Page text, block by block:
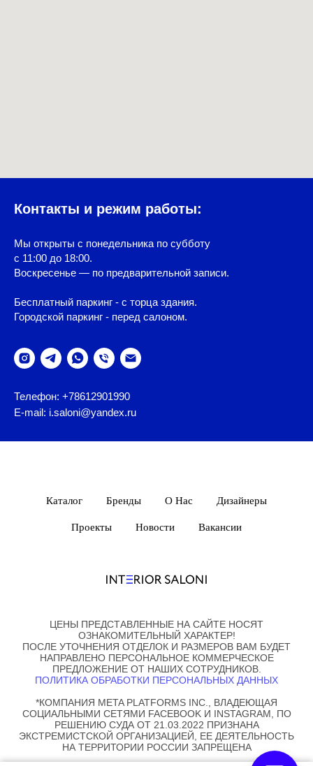
Контакты и режим работы:
Мы открыты с понедельника по субботу
с 11:00 до 18:00.
Воскресенье — по предварительной записи.
Бесплатный паркинг - с торца здания.
Городской паркинг - перед салоном.
Телефон: +78612901990
E-mail: i.saloni@yandex.ru
Каталог Бренды О Нас Дизайнеры
Проекты Новости Вакансии
ЦЕНЫ ПРЕДСТАВЛЕННЫЕ НА САЙТЕ НОСЯТ
ОЗНАКОМИТЕЛЬНЫЙ ХАРАКТЕР!
ПОСЛЕ УТОЧНЕНИЯ ОТДЕЛОК И РАЗМЕРОВ ВАМ БУДЕТ
НАПРАВЛЕНО ПЕРСОНАЛЬНОЕ КОММЕРЧЕСКОЕ
ПРЕДЛОЖЕНИЕ ОТ НАШИХ СОТРУДНИКОВ.
ПОЛИТИКА ОБРАБОТКИ ПЕРСОНАЛЬНЫХ ДАННЫХ
*КОМПАНИЯ META PLATFORMS INC., ВЛАДЕЮЩАЯ
СОЦИАЛЬНЫМИ СЕТЯМИ FACEBOOK И INSTAGRAM, ПО
РЕШЕНИЮ СУДА ОТ 21.03.2022 ПРИЗНАНА
ЭКСТРЕМИСТСКОЙ ОРГАНИЗАЦИЕЙ, ЕЕ ДЕЯТЕЛЬНОСТЬ
НА ТЕРРИТОРИИ РОССИИ ЗАПРЕЩЕНА